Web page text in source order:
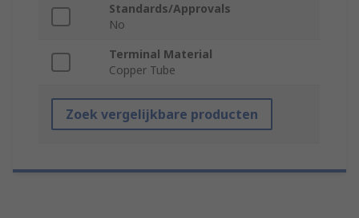
Standards/Approvals
No
Terminal Material
Copper Tube
Zoek vergelijkbare producten